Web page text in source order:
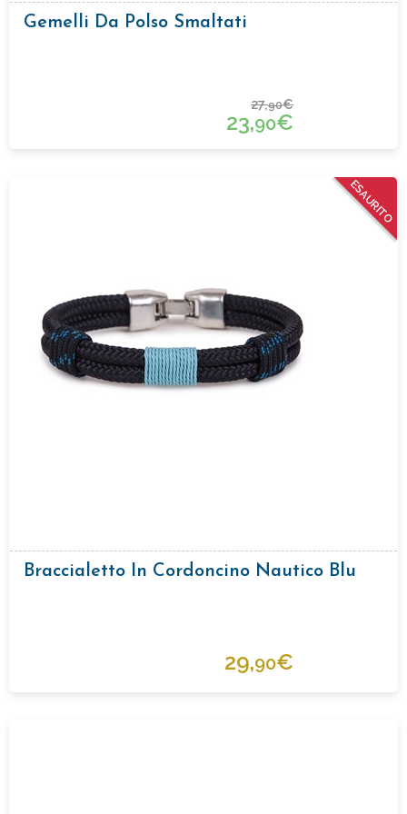
Gemelli Da Polso Smaltati
27,90€
23,90€
ESAURITO
Braccialetto In Cordoncino Nautico Blu
29,90€